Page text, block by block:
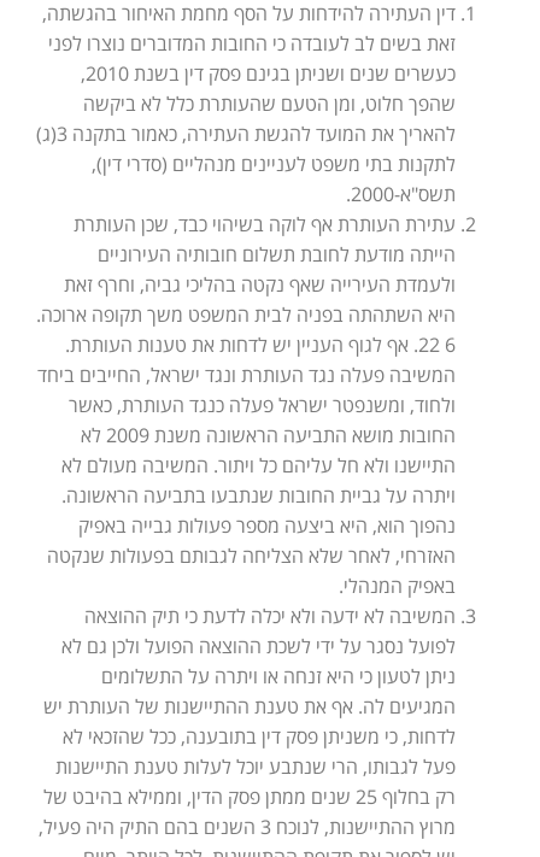
דין העתירה להידחות על הסף מחמת האיחור בהגשתה,
זאת בשים לב לעובדה כי החובות המדוברים נוצרו לפני
כעשרים שנים ושניתן בגינם פסק דין בשנת 2010,
שהפך חלוט, ומן הטעם שהעותרת כלל לא ביקשה
להאריך את המועד להגשת העתירה, כאמור בתקנה 3(ג)
לתקנות בתי משפט לעניינים מנהליים (סדרי דין),
תשס"א-2000.
עתירת העותרת אף לוקה בשיהוי כבד, שכן העותרת
הייתה מודעת לחובת תשלום חובותיה העירוניים
ולעמדת העירייה שאף נקטה בהליכי גביה, וחרף זאת
היא השתהתה בפניה לבית המשפט משך תקופה ארוכה.
6 22. אף לגוף העניין יש לדחות את טענות העותרת.
המשיבה פעלה נגד העותרת ונגד ישראל, החייבים ביחד
ולחוד, ומשנפטר ישראל פעלה כנגד העותרת, כאשר
החובות מושא התביעה הראשונה משנת 2009 לא
התיישנו ולא חל עליהם כל ויתור. המשיבה מעולם לא
ויתרה על גביית החובות שנתבעו בתביעה הראשונה.
נהפוך הוא, היא ביצעה מספר פעולות גבייה באפיק
האזרחי, לאחר שלא הצליחה לגבותם בפעולות שנקטה
באפיק המנהלי.
המשיבה לא ידעה ולא יכלה לדעת כי תיק ההוצאה
לפועל נסגר על ידי לשכת ההוצאה הפועל ולכן גם לא
ניתן לטעון כי היא זנחה או ויתרה על התשלומים
המגיעים לה. אף את טענת ההתיישנות של העותרת יש
לדחות, כי משניתן פסק דין בתובענה, ככל שהזכאי לא
פעל לגבותו, הרי שנתבע יוכל לעלות טענת התיישנות
רק בחלוף 25 שנים ממתן פסק הדין, וממילא בהיבט של
מרוץ ההתיישנות, לנוכח 3 השנים בהם התיק היה פעיל,